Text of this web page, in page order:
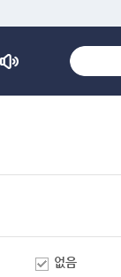
없음